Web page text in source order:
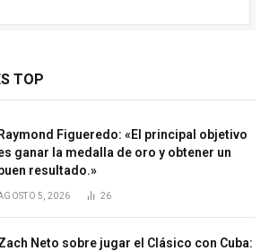
TOP
Figueredo: «El principal objetivo
ganar la medalla de oro y obtener un
resultado.»
5, 2026 26
Neto sobre jugar el Clásico con Cuba: